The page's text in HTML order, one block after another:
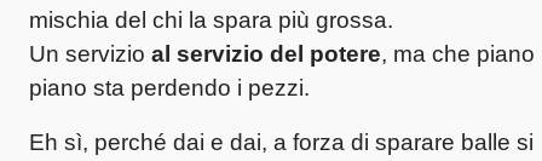
mischia del chi la spara più grossa.
Un servizio al servizio del potere, ma che piano
piano sta perdendo i pezzi.
Eh sì, perché dai e dai, a forza di sparare balle si